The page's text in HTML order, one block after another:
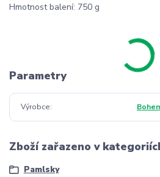
Hmotnost balení: 750 g
Parametry
Výrobce
Zboží zařazeno v
Pamlsky